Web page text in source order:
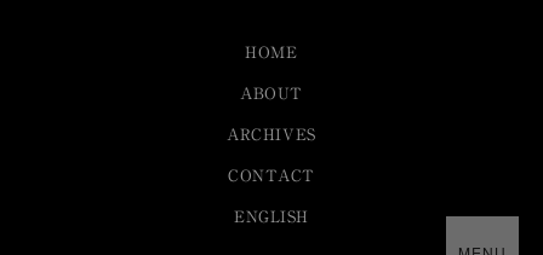
HOME
ABOUT
ARCHIVES
CONTACT
ENGLISH